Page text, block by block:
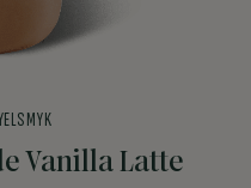
Vanilla Latte